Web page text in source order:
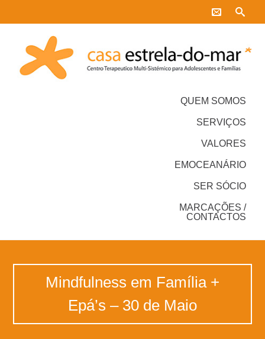
QUEM SOMOS
SERVIÇOS
VALORES
EMOCEANÁRIO
SER SÓCIO
MARCAÇÕES /
CONTACTOS
Mindfulness em Família +
Epá’s – 30 de Maio